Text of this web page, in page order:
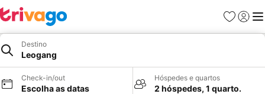
Favoritos
Iniciar
Destino
Leogang
Check-in/out
Escolha as datas
Hóspedes e quartos
2 hóspedes, 1 quarto.